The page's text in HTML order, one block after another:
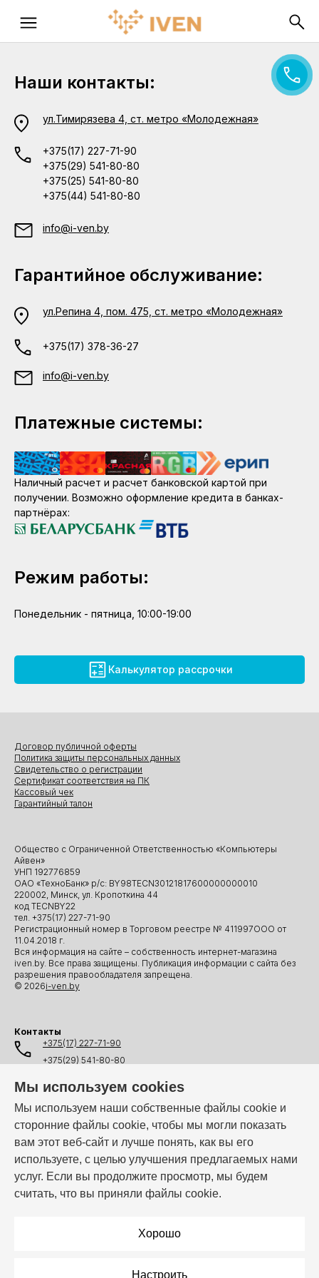
Мы используем cookies
Мы используем наши собственные файлы cookie и
сторонние файлы cookie, чтобы мы могли показать
вам этот веб-сайт и лучше понять, как вы его
используете, с целью улучшения предлагаемых нами
услуг. Если вы продолжите просмотр, мы будем
считать, что вы приняли файлы cookie.
Хорошо
Настроить
Наши контакты:
ул.Тимирязева 4, ст. метро «Молодежная»
+375(17) 227-71-90
+375(29) 541-80-80
+375(25) 541-80-80
+375(44) 541-80-80
info@i-ven.by
Гарантийное обслуживание:
ул.Репина 4, пом. 475, ст. метро «Молодежная»
+375(17) 378-36-27
info@i-ven.by
Платежные системы:
Наличный расчет и расчет банковской картой при
получении. Возможно оформление кредита в банках-
партнёрах:
Режим работы:
Понедельник - пятница, 10:00-19:00
Калькулятор рассрочки
Общество с Ограниченной Ответственностью «Компьютеры
Айвен»
УНП 192776859
ОАО «ТехноБанк» р/с: BY98TECN30121817600000000010
220002, Минск, ул. Кропоткина 44
код TECNBY22
тел. +375(17) 227-71-90
Регистрационный номер в Торговом реестре № 411997ООО от
11.04.2018 г.
Вся информация на сайте – собственность интернет-магазина
iven.by. Все права защищены. Публикация информации с сайта без
разрешения правообладателя запрещена.
© 2026i-ven.by
Договор публичной оферты
Политика защиты персональных данных
Свидетельство о регистрации
Сертификат соответствия на ПК
Кассовый чек
Гарантийный талон
Контакты
+375(17) 227-71-90
+375(29) 541-80-80
+375(44) 541-80-80
info@i-ven.by
Мы в мессенджерах:
Режим работы: Пн–Пт: 10:00 – 19:00